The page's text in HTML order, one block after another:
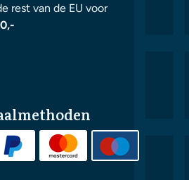
rest van de EU voor